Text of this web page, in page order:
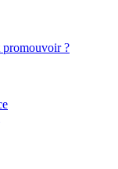
promouvoir ?